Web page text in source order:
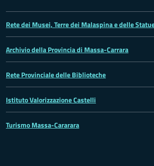
Rete dei Musei, Terre dei Malaspina e delle
Archivio della Provincia di Massa-Carrara
Rete Provinciale delle Biblioteche
Istituto Valorizzazione Castelli
Turismo Massa-Cararara